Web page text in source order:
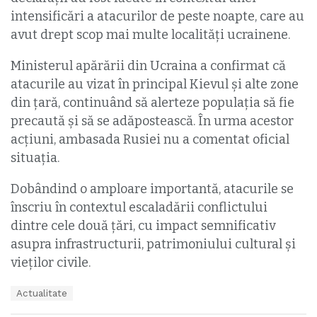
intensificări a atacurilor de peste noapte, care au
avut drept scop mai multe localități ucrainene.
Ministerul apărării din Ucraina a confirmat că
atacurile au vizat în principal Kievul și alte zone
din țară, continuând să alerteze populația să fie
precaută și să se adăpostească. În urma acestor
acțiuni, ambasada Rusiei nu a comentat oficial
situația.
Dobândind o amploare importantă, atacurile se
înscriu în contextul escaladării conflictului
dintre cele două țări, cu impact semnificativ
asupra infrastructurii, patrimoniului cultural și
vieților civile.
Actualitate